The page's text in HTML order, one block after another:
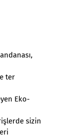
ter
Eko-
sizin